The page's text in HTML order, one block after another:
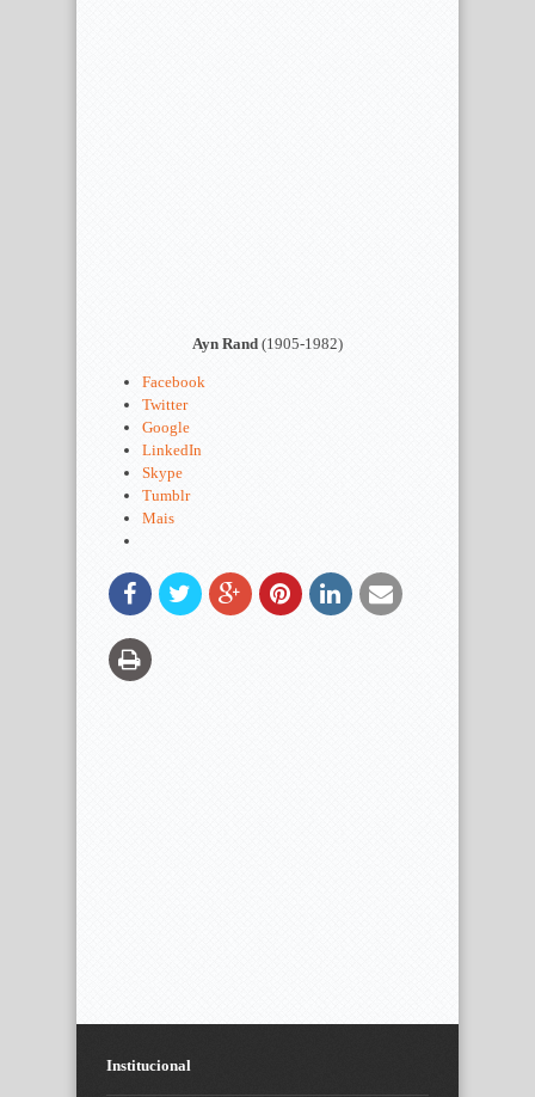
Ayn Rand (1905-1982)
Facebook
Twitter
Google
LinkedIn
Skype
Tumblr
Mais
Institucional